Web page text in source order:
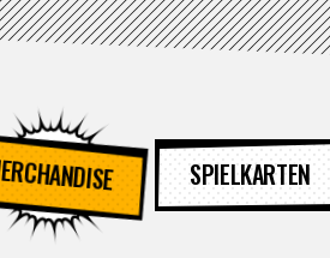
SPIELKARTEN